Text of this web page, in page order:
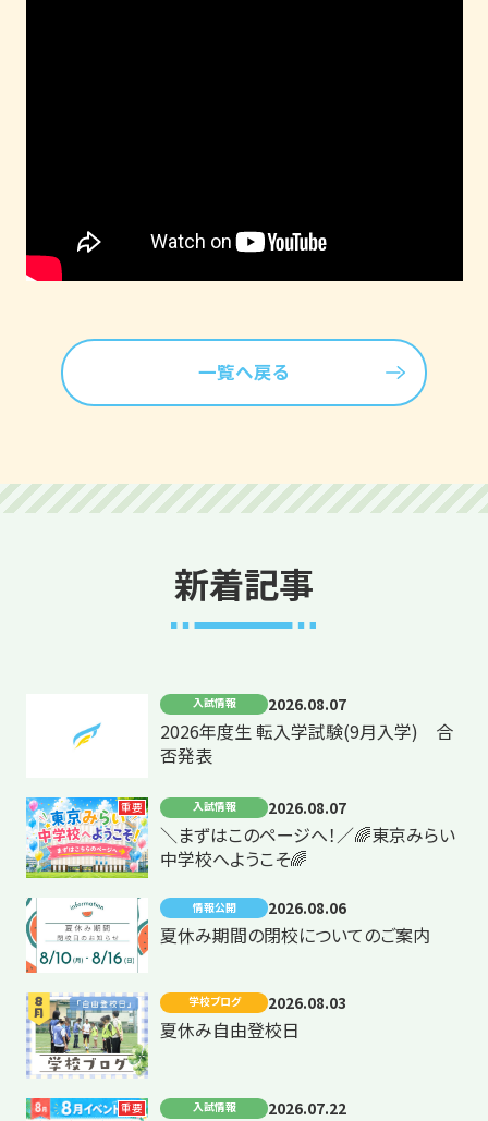
一覧へ戻る
新着記事
入試情報 2026.08.07
2026年度生 転入学試験(9月入学) 合
否発表
重要 入試情報 2026.08.07
＼まずはこのページへ！／🌈東京みらい
中学校へようこそ🌈
情報公開 2026.08.06
夏休み期間の閉校についてのご案内
学校ブログ 2026.08.03
夏休み自由登校日
重要 入試情報 2026.07.22